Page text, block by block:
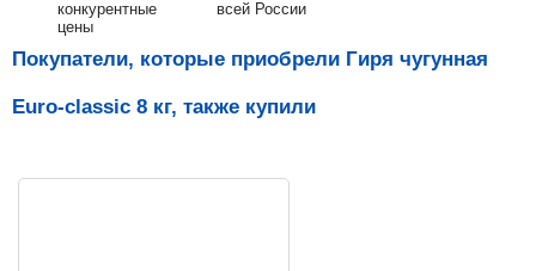
конкурентные
цены
всей России
Покупатели, которые приобрели Гиря чугунная
Euro-classic 8 кг, также купили